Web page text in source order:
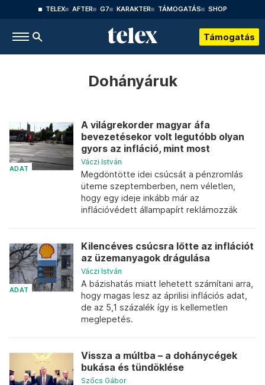
TELEX AFTER G7 KARAKTER TÁMOGATÁS SHOP
Támogatás
Dohányáruk
ADAT
A világrekorder magyar áfa
bevezetésekor volt legutóbb olyan
gyors az infláció, mint most
Váczi István
Megdöntötte idei csúcsát a pénzromlás
üteme szeptemberben, nem véletlen,
hogy egy ideje inkább már az
inflációvédett állampapírt reklámozzák
ADAT
Kilencéves csúcsra lőtte az inflációt
az üzemanyagok drágulása
Váczi István
A bázishatás miatt lehetett számítani arra,
hogy magas lesz az áprilisi inflációs adat,
de az 5,1 százalék így is kellemetlen
meglepetés.
Vissza a múltba – a dohánycégek
bukása és tündöklése
Szőcs Gábor